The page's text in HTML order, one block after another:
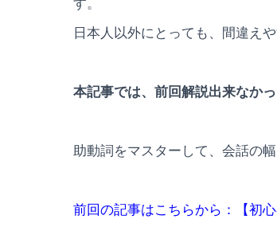
日本人以外にとっても、間違え
本記事では、前回解説出来なか
助動詞をマスターして、会話の
前回の記事はこちらから：【初